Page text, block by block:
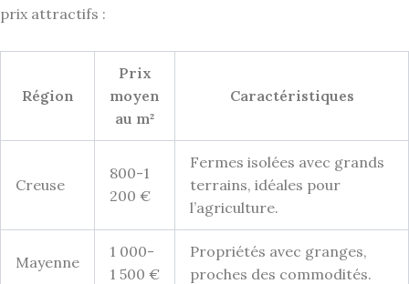
prix attractifs :
Région
Prix
moyen
au m²
Caractéristiques
Creuse
800-1
200 €
Fermes isolées avec grands
terrains, idéales pour
l’agriculture.
Mayenne
1 000-
1 500 €
Propriétés avec granges,
proches des commodités.